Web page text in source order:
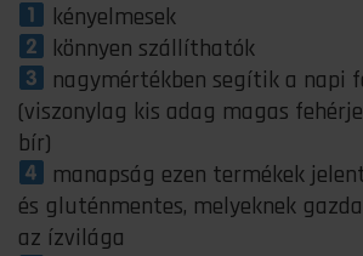
kényelmesek
könnyen szállíthatók
nagymértékben segítik a napi
(viszonylag kis adag magas
bír)
manapság ezen termékek
és gluténmentes, melyeknek
az ízvilága